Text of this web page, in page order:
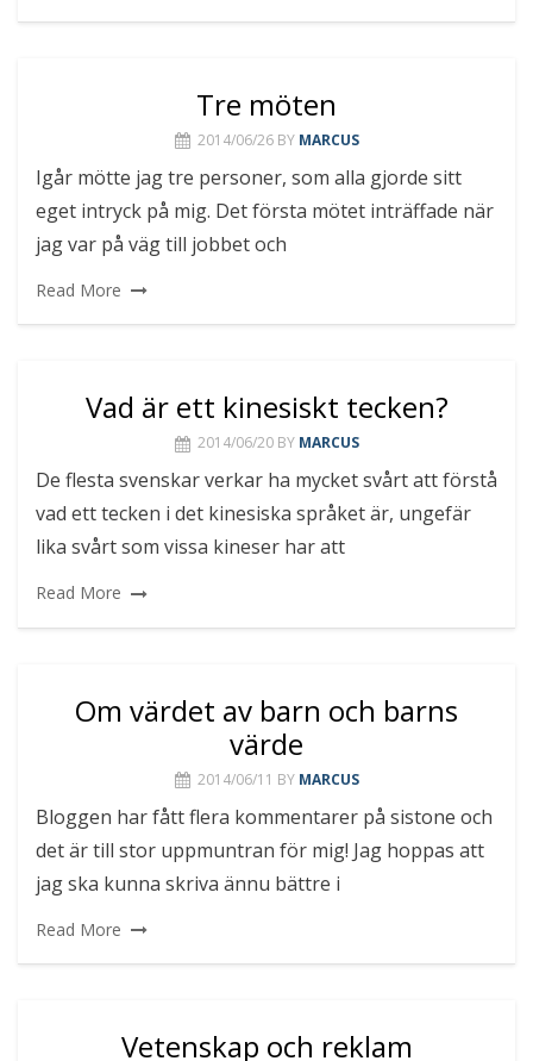
Tre möten
2014/06/26 BY MARCUS
Igår mötte jag tre personer, som alla gjorde sitt
eget intryck på mig. Det första mötet inträffade när
jag var på väg till jobbet och
Read More
Vad är ett kinesiskt tecken?
2014/06/20 BY MARCUS
De flesta svenskar verkar ha mycket svårt att förstå
vad ett tecken i det kinesiska språket är, ungefär
lika svårt som vissa kineser har att
Read More
Om värdet av barn och barns
värde
2014/06/11 BY MARCUS
Bloggen har fått flera kommentarer på sistone och
det är till stor uppmuntran för mig! Jag hoppas att
jag ska kunna skriva ännu bättre i
Read More
Vetenskap och reklam